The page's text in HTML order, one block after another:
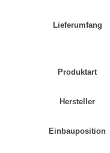
Lieferumfang
Produktart
Hersteller
Einbauposition